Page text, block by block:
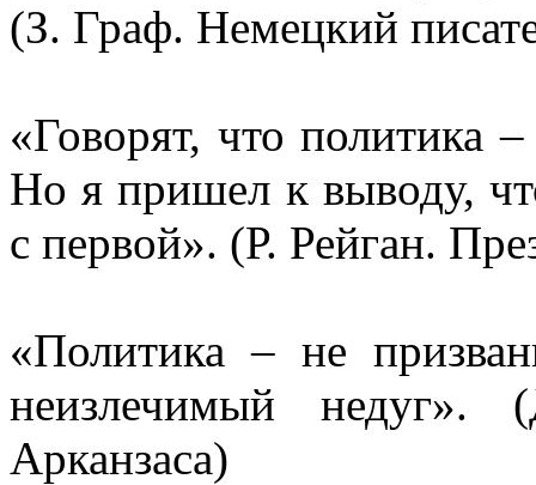
(З. Граф. Немецкий
«Говорят, что политика
Но я пришел к выводу,
с первой». (Р. Рейган.
«Политика – не
неизлечимый недуг».
Арканзаса)